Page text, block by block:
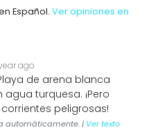
Español. Ver opiniones en
ago
de arena blanca
turquesa. ¡Pero
peligrosas!
automáticamente. | Ver texto